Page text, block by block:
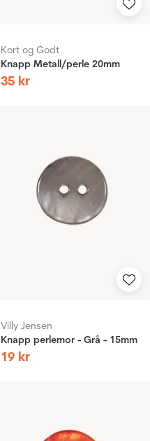
Kort og Godt
Knapp Metall/perle 20mm
35 kr
Villy Jensen
Knapp perlemor - Grå - 15mm
19 kr